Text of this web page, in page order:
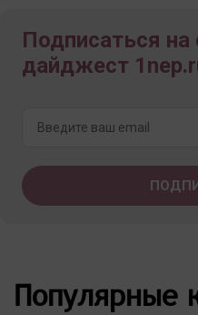
Подписаться
дайджест
Популярные